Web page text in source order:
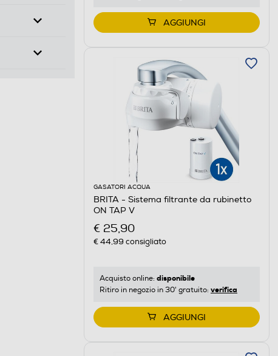
AGGIUNGI
GASATORI ACQUA
BRITA - Sistema filtrante da rubinetto
ON TAP V
€ 25,90
€ 44,99 consigliato
Acquisto online: disponibile
Ritiro in negozio in 30' gratuito: verifica
AGGIUNGI